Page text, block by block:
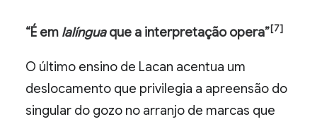
“É em lalínguaque a interpretação opera”[7]
O último ensino de Lacan acentua um
deslocamento que privilegia a apreensão do
singular do gozo no arranjo de marcas que